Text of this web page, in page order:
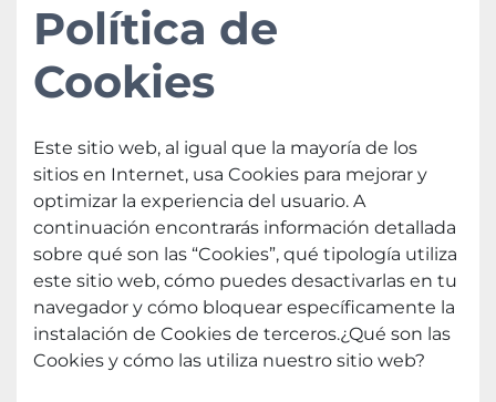
Política de
Cookies
Este sitio web, al igual que la mayoría de los
sitios en Internet, usa Cookies para mejorar y
optimizar la experiencia del usuario. A
continuación encontrarás información detallada
sobre qué son las “Cookies”, qué tipología utiliza
este sitio web, cómo puedes desactivarlas en tu
navegador y cómo bloquear específicamente la
instalación de Cookies de terceros.¿Qué son las
Cookies y cómo las utiliza nuestro sitio web?